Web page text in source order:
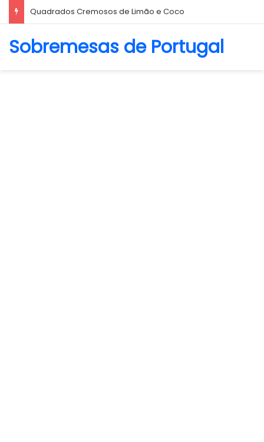
Biscoito Amanteigado
Sobremesas de Portugal